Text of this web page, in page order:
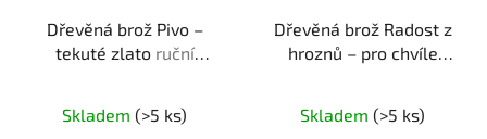
Dřevěná brož Pivo –
tekuté zlato ruční
Skladem (>5 ks)
Dřevěná brož Radost z
hroznů – pro chvíle
milovníky vína
Skladem (>5 ks)